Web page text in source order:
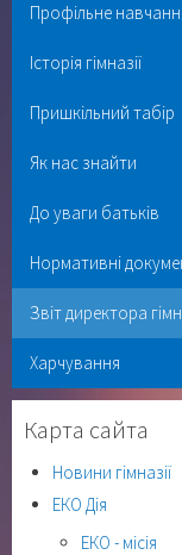
Профільне
Історія гімназії
Пришкільний табір
Як нас знайти
До уваги батьків
Нормативні
Звіт директора
Харчування
Карта сайта
Новини гімназії
ЕКО Дія
ЕКО - місія